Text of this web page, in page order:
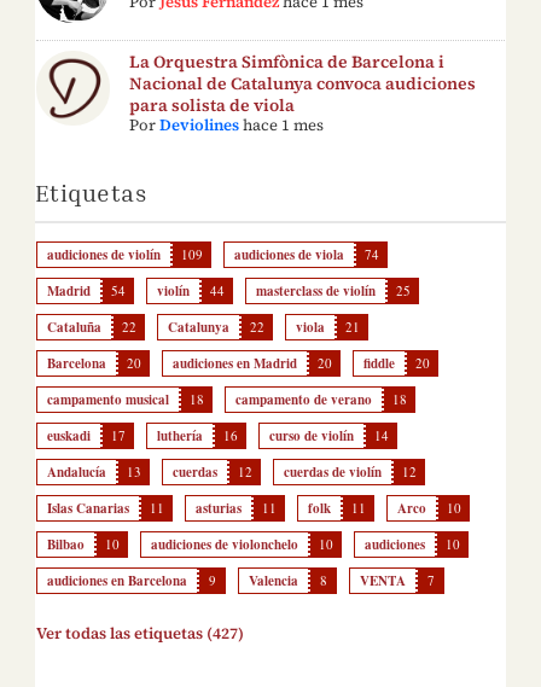
La Orquestra Simfònica de Barcelona i
Nacional de Catalunya convoca audiciones
para solista de viola
PorDeviolines hace 1 mes
Etiquetas
audiciones de violín 109 audiciones de viola 74
Madrid 54 violín 44 masterclass de violín 25
Cataluña 22 Catalunya 22 viola 21
Barcelona 20 audiciones en Madrid 20 fiddle 20
campamento musical 18 campamento de verano 18
euskadi 17 luthería 16 curso de violín 14
Andalucía 13 cuerdas 12 cuerdas de violín 12
Islas Canarias 11 asturias 11 folk 11 Arco 10
Bilbao 10 audiciones de violonchelo 10 audiciones 10
audiciones en Barcelona 9 Valencia 8 VENTA 7
Ver todas las etiquetas (427)